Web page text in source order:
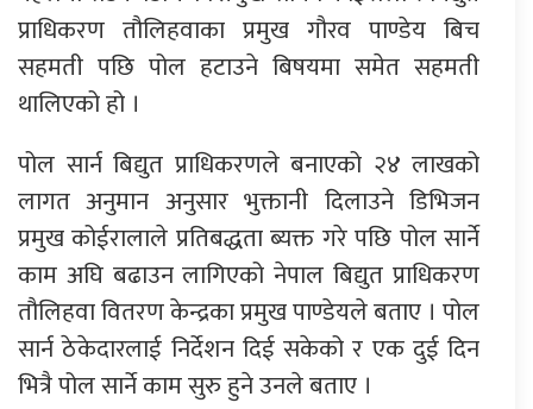
प्राधिकरण तौलिहवाका प्रमुख गौरव पाण्डेय बिच
सहमती पछि पोल हटाउने बिषयमा समेत सहमती
थालिएको हो ।
पोल सार्न बिद्युत प्राधिकरणले बनाएको २४ लाखको
लागत अनुमान अनुसार भुक्तानी दिलाउने डिभिजन
प्रमुख कोईरालाले प्रतिबद्धता ब्यक्त गरे पछि पोल सार्ने
काम अघि बढाउन लागिएको नेपाल बिद्युत प्राधिकरण
तौलिहवा वितरण केन्द्रका प्रमुख पाण्डेयले बताए । पोल
सार्न ठेकेदारलाई निर्देशन दिई सकेको र एक दुई दिन
भित्रै पोल सार्ने काम सुरु हुने उनले बताए ।